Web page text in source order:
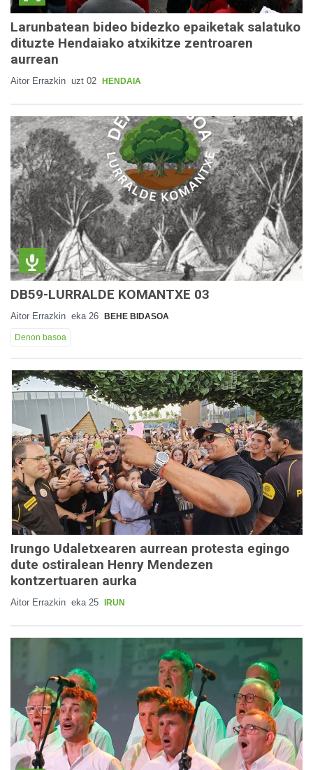
Larunbatean bideo bidezko epaiketak salatuko
dituzte Hendaiako atxikitze zentroaren
aurrean
Aitor Errazkin uzt 02 HENDAIA
DB59-LURRALDE KOMANTXE 03
Aitor Errazkin eka 26 BEHE BIDASOA
Denon basoa
Irungo Udaletxearen aurrean protesta egingo
dute ostiralean Henry Mendezen
kontzertuaren aurka
Aitor Errazkin eka 25 IRUN